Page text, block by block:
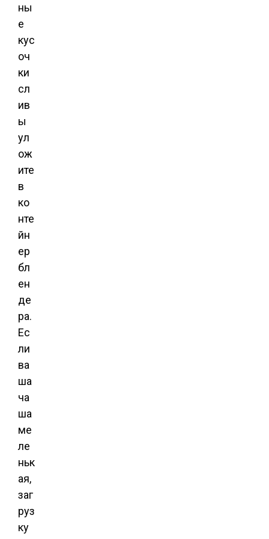
ны
е
кус
оч
ки
сл
ив
ы
ул
ож
ите
в
ко
нте
йн
ер
бл
ен
де
ра.
Ес
ли
ва
ша
ча
ша
ме
ле
ньк
ая,
заг
руз
ку